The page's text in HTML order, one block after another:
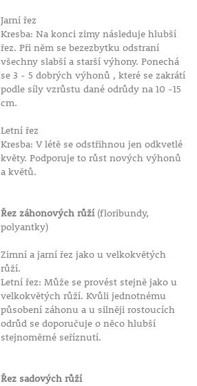
Jarní řez
Kresba: Na konci zimy následuje hlubší
řez. Při něm se bezezbytku odstraní
všechny slabší a starší výhony. Ponechá
se 3 - 5 dobrých výhonů , které se zakrátí
podle síly vzrůstu dané odrůdy na 10 -15
cm.
Letní řez
Kresba: V létě se odstřihnou jen odkvetlé
květy. Podporuje to růst nových výhonů
a květů.
Řez záhonových růží(floribundy,
polyantky)
Zimní a jarní řez jako u velkokvětých
růží.
Letní řez: Může se provést stejně jako u
velkokvětých růží. Kvůli jednotnému
působení záhonu a u silněji rostoucích
odrůd se doporučuje o něco hlubší
stejnoměrné seříznutí.
Řez sadových růží